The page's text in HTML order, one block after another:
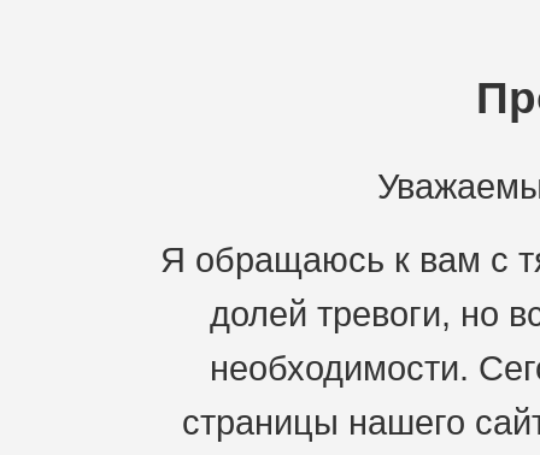
Я обращаюсь к вам с
долей тревоги, но
необходимости.
страницы нашего